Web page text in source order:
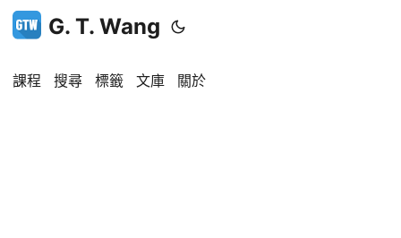
G. T. Wang
課程 搜尋 標籤 文庫 關於